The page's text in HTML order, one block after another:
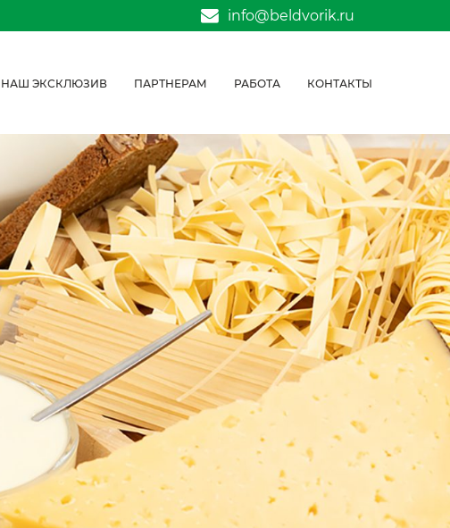
info@beldvorik.ru
НАШ ЭКСКЛЮЗИВ ПАРТНЕРАМ РАБОТА КОНТАКТЫ